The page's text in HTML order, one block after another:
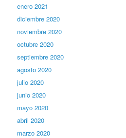
enero 2021
diciembre 2020
noviembre 2020
octubre 2020
septiembre 2020
agosto 2020
julio 2020
junio 2020
mayo 2020
abril 2020
marzo 2020